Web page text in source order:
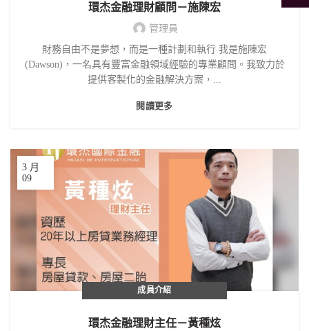
環杰金融理財顧問－施陳宏
管理員
財務自由不是夢想，而是一種計劃和執行 我是施陳宏
(Dawson)，一名具有豐富金融領域經驗的專業顧問。我致力於
提供客製化的金融解決方案，...
閱讀更多
09
3 月
成員介紹
環杰金融理財主任－黃種炫